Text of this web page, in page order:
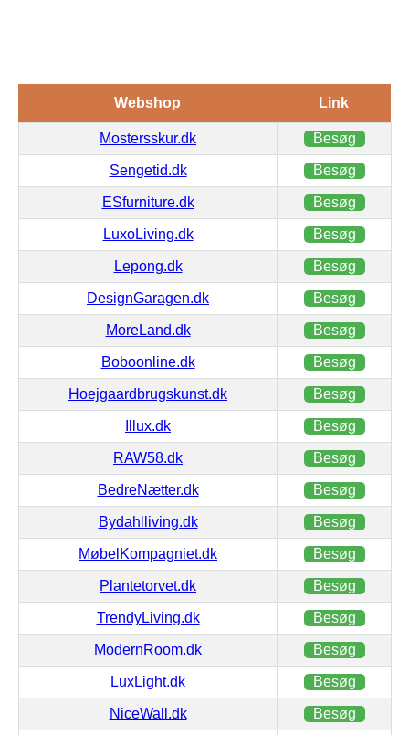
Webshop Link
Mostersskur.dk Besøg
Sengetid.dk Besøg
ESfurniture.dk Besøg
LuxoLiving.dk Besøg
Lepong.dk Besøg
DesignGaragen.dk Besøg
MoreLand.dk Besøg
Boboonline.dk Besøg
Hoejgaardbrugskunst.dk Besøg
Illux.dk Besøg
RAW58.dk Besøg
BedreNætter.dk Besøg
Bydahlliving.dk Besøg
MøbelKompagniet.dk Besøg
Plantetorvet.dk Besøg
TrendyLiving.dk Besøg
ModernRoom.dk Besøg
LuxLight.dk Besøg
NiceWall.dk Besøg